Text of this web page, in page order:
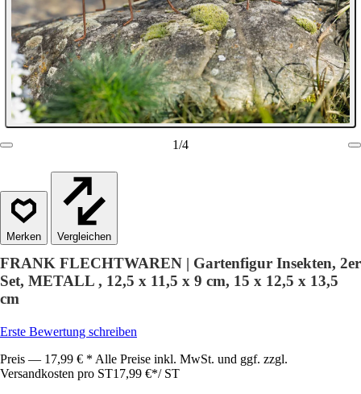
1/4
Vergleichen
FRANK FLECHTWAREN | Gartenfigur Insekten, 2er
Set, METALL , 12,5 x 11,5 x 9 cm, 15 x 12,5 x 13,5
cm
Erste Bewertung schreiben
Preis — 17,99 € * Alle Preise inkl. MwSt. und ggf. zzgl.
Versandkosten pro ST17,99 €*/ ST